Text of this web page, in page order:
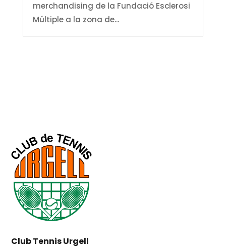
merchandising de la Fundació Esclerosi
Múltiple a la zona de...
Club Tennis Urgell